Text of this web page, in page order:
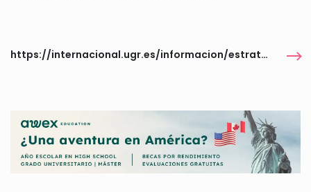
https://internacional.ugr.es/informacion/estrategia-internacionalizacion/estrategia-planes-internacionalizacion/premios-excelencia/convocatoria-estudiantes